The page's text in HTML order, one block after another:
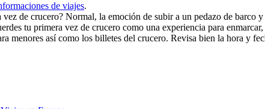
de viajes.
de crucero? Normal, la emoción de subir a un pedazo de barco y
tu primera vez de crucero como una experiencia para
así como los billetes del crucero. Revisa bien la hora y